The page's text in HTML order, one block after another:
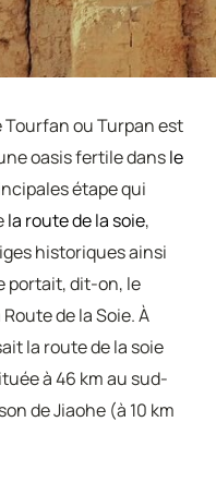
ou Turpan est
oasis fertile dansle
étape qui
la route de la soie,
historiques ainsi
portait, dit-on, le
de la Soie. À
la route de la soie
à 46 km au sud-
de Jiaohe (à 10 km